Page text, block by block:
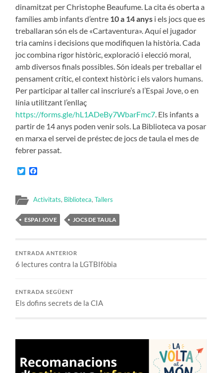
dinamitzat per Christophe Beaufume. La cita és oberta a
famílies amb infants d’entre 10 a 14 anys i els jocs que es
treballaran són els de «Cartaventura». Aquí el jugador
tria camins i decisions que modifiquen la història. Cada
joc combina rigor històric, exploració i elecció moral,
amb diversos finals possibles. Són ideals per treballar el
pensament crític, el context històric i els valors humans.
Per participar al taller cal inscriure’s a l’Espai Jove, o en
línia utilitzant l’enllaç
https://forms.gle/hL1ADeBy7WbarFmc7 . Els infants a
partir de 14 anys poden venir sols. La Biblioteca va posar
en marxa el servei de préstec de jocs de taula el mes de
febrer passat.
Twitter
Activitats, Biblioteca,Tallers
ESPAI JOVE JOCS DE TAULA
ENTRADA ANTERIOR
6 lectures contra la LGTBIfòbia
ENTRADA SEGÜENT
Els dofins secrets de la CIA